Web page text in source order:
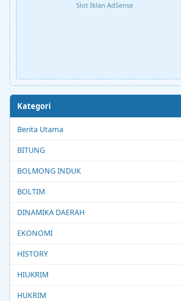
Slot Iklan AdSense
Kategori
Berita Utama
BITUNG
BOLMONG INDUK
BOLTIM
DINAMIKA DAERAH
EKONOMI
HISTORY
HIUKRIM
HUKRIM